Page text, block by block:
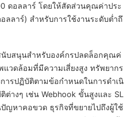
ดอลลาร์ โดยให้สัดส่วนคุณค่าประ
ลาร์) สำหรับการใช้งานระดับต่ำถึ
นับสนุนสำหรับองค์กรปลดล็อกคุณค่
วดล้อมที่มีความเสี่ยงสูง ทรัพยากร
ารปฏิบัติตามข้อกำหนดในการดำเนิ
างๆ เช่น Webhook ขั้นสูงและ SL
ญหาคอขวด ธุรกิจที่ขยายไปถึงผู้ใช้